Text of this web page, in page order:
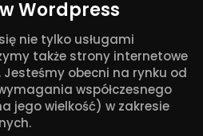
Wordpress
nie tylko usługami
także strony internetowe
obecni na rynku od
współczesnego
jego wielkość) w zakresie